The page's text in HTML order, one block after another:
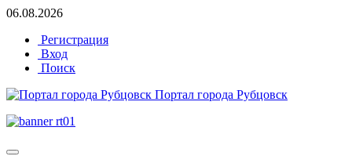
06.08.2026
Регистрация
Вход
Поиск
Портал города Рубцовск